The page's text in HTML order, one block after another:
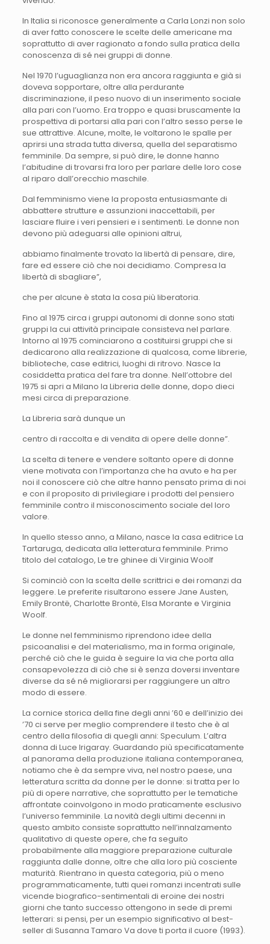
In Italia si riconosce generalmente a Carla Lonzi non solo
di aver fatto conoscere le scelte delle americane ma
soprattutto di aver ragionato a fondo sulla pratica della
conoscenza di sé nei gruppi di donne.
Nel 1970 l’uguaglianza non era ancora raggiunta e già si
doveva sopportare, oltre alla perdurante
discriminazione, il peso nuovo di un inserimento sociale
alla pari con l’uomo. Era troppo e quasi bruscamente la
prospettiva di portarsi alla pari con l’altro sesso perse le
sue attrattive. Alcune, molte, le voltarono le spalle per
aprirsi una strada tutta diversa, quella del separatismo
femminile. Da sempre, si può dire, le donne hanno
l’abitudine di trovarsi fra loro per parlare delle loro cose
al riparo dall’orecchio maschile.
Dal femminismo viene la proposta entusiasmante di
abbattere strutture e assunzioni inaccettabili, per
lasciare fluire i veri pensieri e i sentimenti. Le donne non
devono più adeguarsi alle opinioni altrui,
abbiamo finalmente trovato la libertà di pensare, dire,
fare ed essere ciò che noi decidiamo. Compresa la
libertà di sbagliare”,
che per alcune è stata la cosa più liberatoria.
Fino al 1975 circa i gruppi autonomi di donne sono stati
gruppi la cui attività principale consisteva nel parlare.
Intorno al 1975 cominciarono a costituirsi gruppi che si
dedicarono alla realizzazione di qualcosa, come librerie,
biblioteche, case editrici, luoghi di ritrovo. Nasce la
cosiddetta pratica del fare tra donne. Nell’ottobre del
1975 si apri a Milano la Libreria delle donne, dopo dieci
mesi circa di preparazione.
La Libreria sarà dunque un
centro di raccolta e di vendita di opere delle donne”.
La scelta di tenere e vendere soltanto opere di donne
viene motivata con l’importanza che ha avuto e ha per
noi il conoscere ciò che altre hanno pensato prima di noi
e con il proposito di privilegiare i prodotti del pensiero
femminile contro il misconoscimento sociale del loro
valore.
In quello stesso anno, a Milano, nasce la casa editrice La
Tartaruga, dedicata alla letteratura femminile. Primo
titolo del catalogo, Le tre ghinee di Virginia Woolf
Si cominciò con la scelta delle scrittrici e dei romanzi da
leggere. Le preferite risultarono essere Jane Austen,
Emily Brontë, Charlotte Brontë, Elsa Morante e Virginia
Woolf.
Le donne nel femminismo riprendono idee della
psicoanalisi e del materialismo, ma in forma originale,
perché ciò che le guida è seguire la via che porta alla
consapevolezza di ciò che si è senza doversi inventare
diverse da sé né migliorarsi per raggiungere un altro
modo di essere.
La cornice storica della fine degli anni ’60 e dell’inizio dei
’70 ci serve per meglio comprendere il testo che è al
centro della filosofia di quegli anni: Speculum. L’altra
donna di Luce Irigaray. Guardando più specificatamente
al panorama della produzione italiana contemporanea,
notiamo che è da sempre viva, nel nostro paese, una
letteratura scritta da donne per le donne: si tratta per lo
più di opere narrative, che soprattutto per le tematiche
affrontate coinvolgono in modo praticamente esclusivo
l’universo femminile. La novità degli ultimi decenni in
questo ambito consiste soprattutto nell’innalzamento
qualitativo di queste opere, che fa seguito
probabilmente alla maggiore preparazione culturale
raggiunta dalle donne, oltre che alla loro più cosciente
maturità. Rientrano in questa categoria, più o meno
programmaticamente, tutti quei romanzi incentrati sulle
vicende biografico-sentimentali di eroine dei nostri
giorni che tanto successo ottengono in sede di premi
letterari: si pensi, per un esempio significativo al best-
seller di Susanna Tamaro Va dove ti porta il cuore (1993).